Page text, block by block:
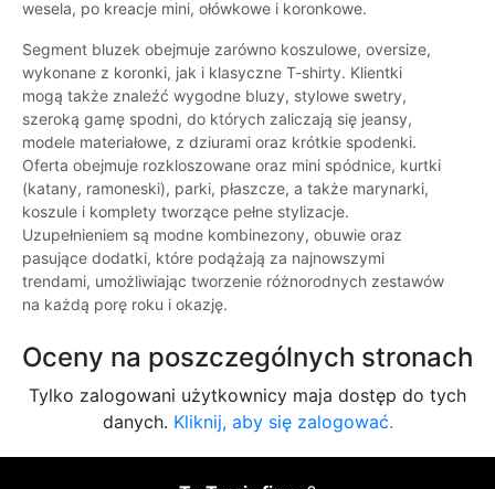
wesela, po kreacje mini, ołówkowe i koronkowe.
Segment bluzek obejmuje zarówno koszulowe, oversize,
wykonane z koronki, jak i klasyczne T-shirty. Klientki
mogą także znaleźć wygodne bluzy, stylowe swetry,
szeroką gamę spodni, do których zaliczają się jeansy,
modele materiałowe, z dziurami oraz krótkie spodenki.
Oferta obejmuje rozkloszowane oraz mini spódnice, kurtki
(katany, ramoneski), parki, płaszcze, a także marynarki,
koszule i komplety tworzące pełne stylizacje.
Uzupełnieniem są modne kombinezony, obuwie oraz
pasujące dodatki, które podążają za najnowszymi
trendami, umożliwiając tworzenie różnorodnych zestawów
na każdą porę roku i okazję.
Oceny na poszczególnych stronach
Tylko zalogowani użytkownicy maja dostęp do tych
danych. Kliknij, aby się zalogować.